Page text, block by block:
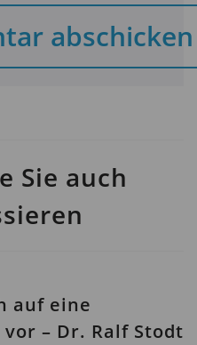
Sie auch
auf eine
– Dr. Ralf Stodt